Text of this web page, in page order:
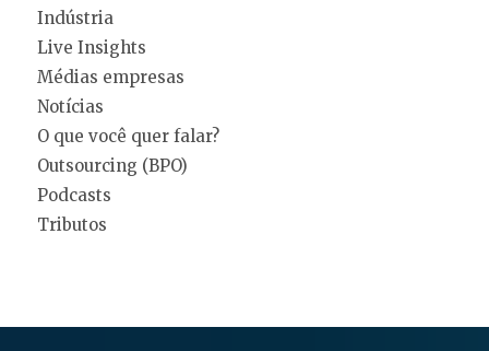
Indústria
Live Insights
Médias empresas
Notícias
O que você quer falar?
Outsourcing (BPO)
Podcasts
Tributos